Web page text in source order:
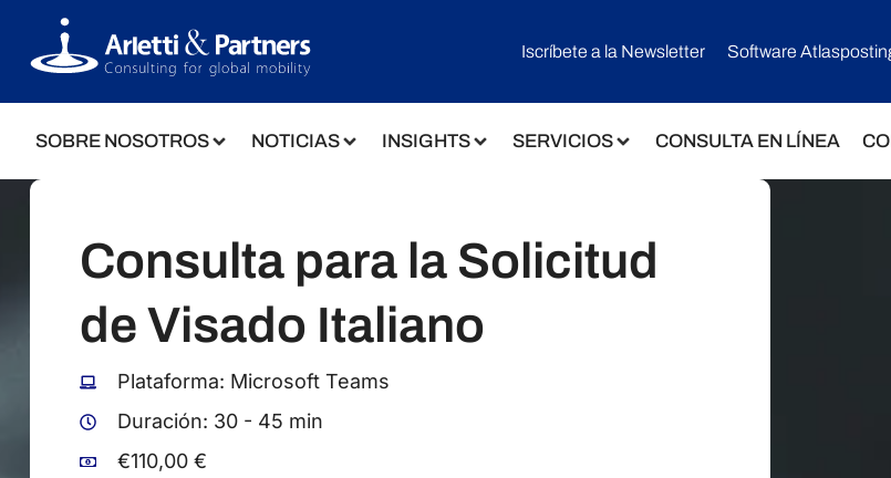
Iscríbete a la Newsletter Software
SOBRE NOSOTROS NOTICIAS INSIGHTS SERVICIOS CONSULTA EN LÍNEA
Consulta para la Solicitud
de Visado Italiano
Plataforma: Microsoft Teams
Duración: 30 - 45 min
€110,00 €